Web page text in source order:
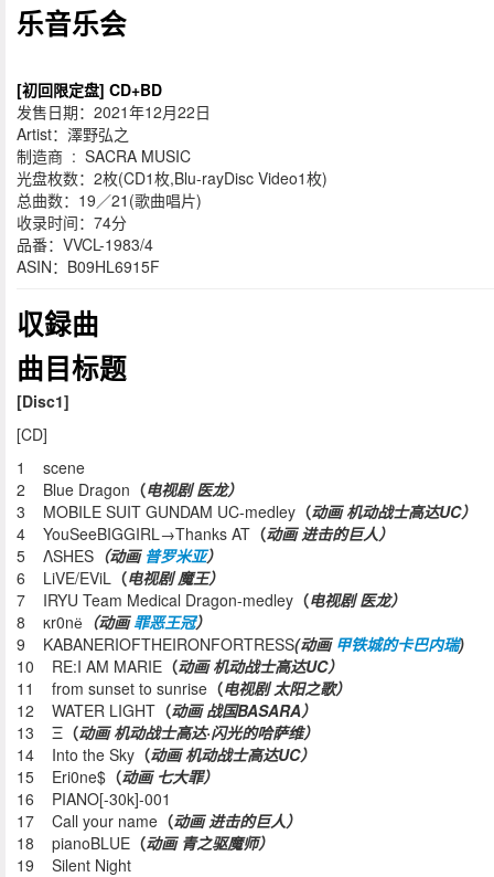
乐音乐会
[初回限定盘] CD+BD
发售日期：2021年12月22日
Artist：澤野弘之
制造商 ‏ : ‎ SACRA MUSIC
光盘枚数：2枚(CD1枚,Blu-rayDisc Video1枚)
总曲数：19／21(歌曲唱片)
收录时间：74分
品番：VVCL-1983/4
ASIN：B09HL6915F
収録曲
曲目标题
[Disc1]
[CD]
1 scene
2 Blue Dragon （电视剧 医龙）
3 MOBILE SUIT GUNDAM UC-medley （动画 机动战士高达UC）
4 YouSeeBIGGIRL→Thanks AT （动画 进击的巨人）
5 ΛSHES （动画 普罗米亚）
6 LiVE/EViL （电视剧 魔王）
7 IRYU Team Medical Dragon-medley （电视剧 医龙）
8 κr0nё （动画罪恶王冠）
9 KABANERIOFTHEIRONFORTRESS(动画 甲铁城的卡巴内瑞)
10 RE:I AM MARIE （动画 机动战士高达UC）
11 from sunset to sunrise （电视剧 太阳之歌）
12 WATER LIGHT （动画 战国BASARA）
13 Ξ （动画 机动战士高达·闪光的哈萨维）
14 Into the Sky （动画 机动战士高达UC）
15 Eri0ne$ （动画 七大罪）
16 PIANO[-30k]-001
17 Call your name （动画 进击的巨人）
18 pianoBLUE （动画 青之驱魔师）
19 Silent Night